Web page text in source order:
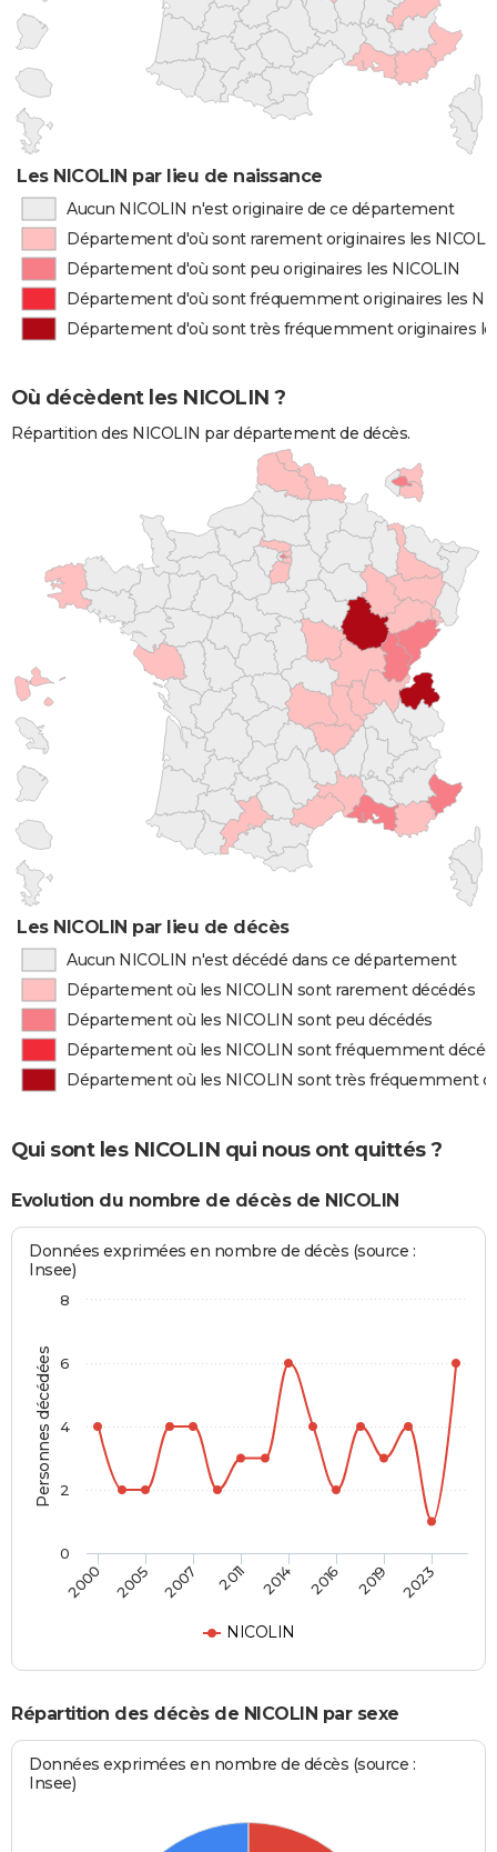
Les NICOLIN par lieu de naissance
Aucun NICOLIN n'est originaire de ce département
Département d'où sont rarement originaires les
Département d'où sont peu originaires les NICOLIN
Département d'où sont fréquemment originaires les
Département d'où sont très fréquemment originaires
Où décèdent les NICOLIN ?
Répartition des NICOLIN par département de décès.
Les NICOLIN par lieu de décès
Aucun NICOLIN n'est décédé dans ce département
Département où les NICOLIN sont rarement décédés
Département où les NICOLIN sont peu décédés
Département où les NICOLIN sont fréquemment
Département où les NICOLIN sont très fréquemment
Qui sont les NICOLIN qui nous ont quittés ?
Evolution du nombre de décès de NICOLIN
Personnes décédées
Données exprimées en nombre de décès (source :
Insee)
NICOLIN
2000 2005 2007 2011 2014 2016 2019 2023
0
2
4
6
8
Répartition des décès de NICOLIN par sexe
Données exprimées en nombre de décès (source :
Insee)